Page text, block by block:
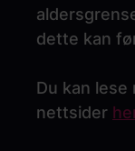
dette kan
Du kan lese
nettsider